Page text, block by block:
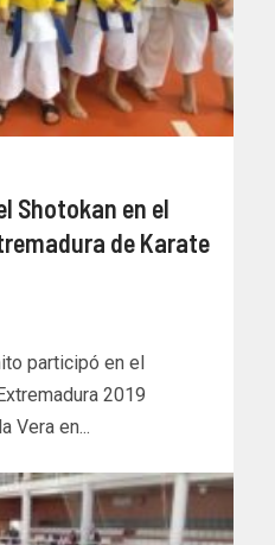
Shotokan en el
de Karate
participó en el
2019
Vera en...